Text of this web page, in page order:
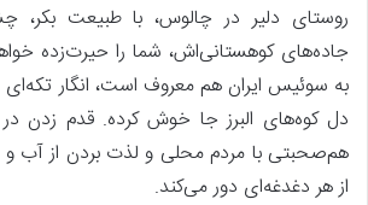
روستای دلیر در چالوس، با طبیعت
جاده‌های کوهستانی‌اش، شما را حیرت‌زده
به سوئیس ایران هم معروف است، انگار
دل کوه‌های البرز جا خوش کرده. قدم زدن در
هم‌صحبتی با مردم محلی و لذت بردن از آب و
از هر دغدغه‌ای دور می‌کند.